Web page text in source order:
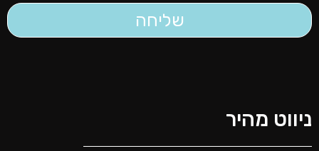
שליחה
מהיר